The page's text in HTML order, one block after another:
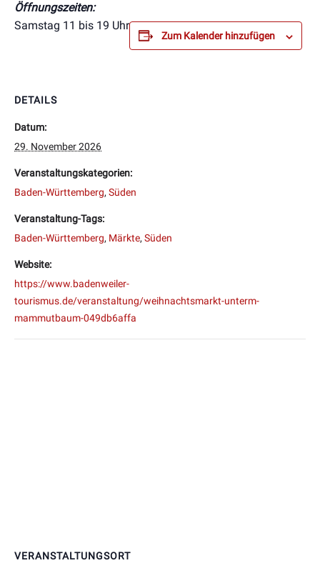
Öffnungszeiten:
Samstag 11 bis 19 Uhr
Zum Kalender hinzufügen
DETAILS
Datum:
29. November 2026
Veranstaltungskategorien:
Baden-Württemberg, Süden
Veranstaltung-Tags:
Baden-Württemberg, Märkte, Süden
Website:
https://www.badenweiler-
tourismus.de/veranstaltung/weihnachtsmarkt-unterm-
mammutbaum-049db6affa
VERANSTALTUNGSORT